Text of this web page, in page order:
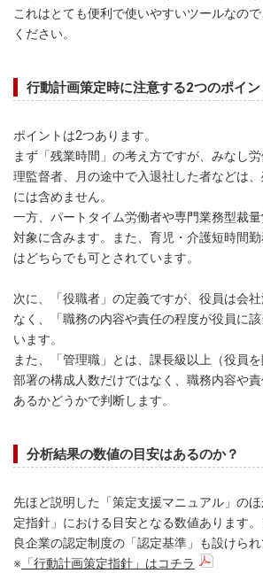
これはとても便利で使いやすいツールなの
ください。
行動計画策定時に注意する2つのポイン
ポイントは2つあります。
まず「残業時間」の考え方ですが、みなし
理監督者、月の途中で入退社した者などは
には含めません。
一方、パートタイム労働者や専門業務型裁
対象に含みます。また、育児・介護短時間
はどちらでも可とされています。
次に、「役職者」の定義ですが、役員は会
なく、「職務の内容や責任の程度が役員に
います。
また、「管理職」とは、課長級以上（役員を
部署の構成人数だけではなく、職務内容や
あるかどうかで判断します。
分析結果の数値の目安はあるのか？
先ほど説明した「策定支援マニュアル」の
定指針」における目安となる数値あります
良企業の認定制度の「認定基準」も設けられ
※ 「行動計画策定指針」はコチラ